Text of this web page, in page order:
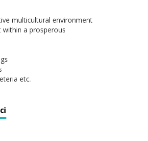
multicultural environment
a prosperous
etc.